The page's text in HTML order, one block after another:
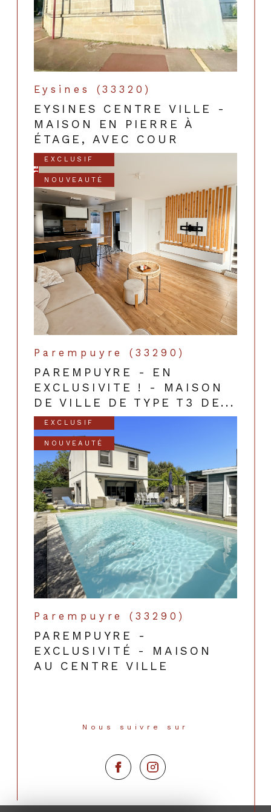
Eysines (33320)
EYSINES CENTRE VILLE -
MAISON EN PIERRE À
ÉTAGE, AVEC COUR
EXCLUSIF
NOUVEAUTÉ
Parempuyre (33290)
PAREMPUYRE - EN
EXCLUSIVITE ! - MAISON
DE VILLE DE TYPE T3 DE...
EXCLUSIF
NOUVEAUTÉ
Parempuyre (33290)
PAREMPUYRE -
EXCLUSIVITÉ - MAISON
AU CENTRE VILLE
Nous suivre sur